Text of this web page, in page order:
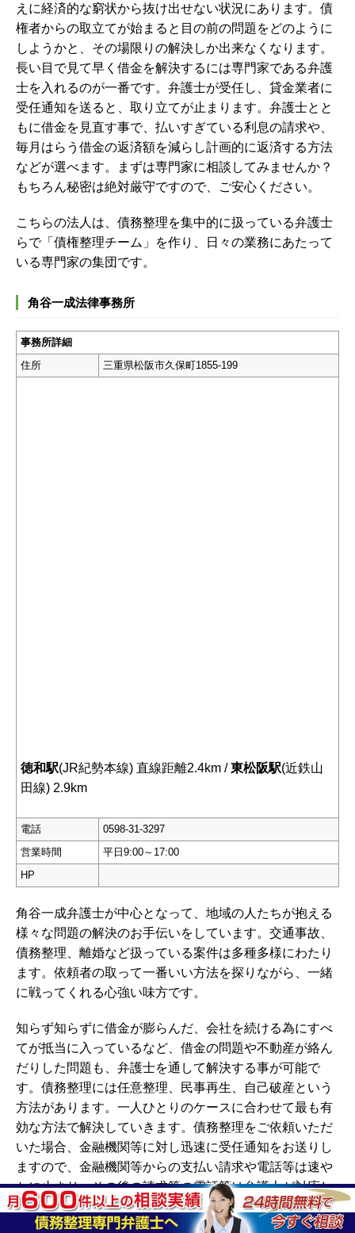
えに経済的な窮状から抜け出せない状況にあります。債
権者からの取立てが始まると目の前の問題をどのように
しようかと、その場限りの解決しか出来なくなります。
長い目で見て早く借金を解決するには専門家である弁護
士を入れるのが一番です。弁護士が受任し、貸金業者に
受任通知を送ると、取り立てが止まります。弁護士とと
もに借金を見直す事で、払いすぎている利息の請求や、
毎月はらう借金の返済額を減らし計画的に返済する方法
などが選べます。まずは専門家に相談してみませんか？
もちろん秘密は絶対厳守ですので、ご安心ください。
こちらの法人は、債務整理を集中的に扱っている弁護士
らで「債権整理チーム」を作り、日々の業務にあたって
いる専門家の集団です。
角谷一成法律事務所
事務所詳細
住所
三重県松阪市久保町1855-199
徳和駅(JR紀勢本線) 直線距離2.4km /東松阪駅(近鉄山
田線) 2.9km
電話
0598-31-3297
営業時間
平日9:00～17:00
HP
角谷一成弁護士が中心となって、地域の人たちが抱える
様々な問題の解決のお手伝いをしています。交通事故、
債務整理、離婚など扱っている案件は多種多様にわたり
ます。依頼者の取って一番いい方法を探りながら、一緒
に戦ってくれる心強い味方です。
知らず知らずに借金が膨らんだ、会社を続ける為にすべ
てが抵当に入っているなど、借金の問題や不動産が絡ん
だりした問題も、弁護士を通して解決する事が可能で
す。債務整理には任意整理、民事再生、自己破産という
方法があります。一人ひとりのケースに合わせて最も有
効な方法で解決していきます。債務整理をご依頼いただ
いた場合、金融機関等に対し迅速に受任通知をお送りし
ますので、金融機関等からの支払い請求や電話等は速や
かに止まり、その後の請求等の電話等は弁護士が対応し
ます。まずは相談してみる事です。